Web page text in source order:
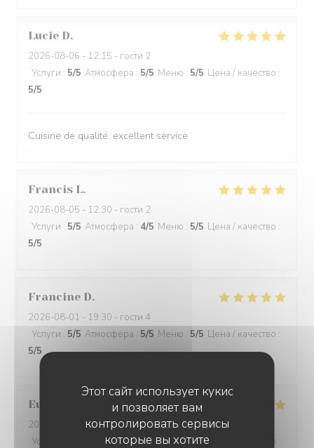
Этот сайт использует кукис
и позволяет вам
контролировать сервисы
которые вы хотите
Lucie D
2026-08-06 - 12:15 - гости 2
Услуги : 5/5 Атмосфера : 5/5 Меню : 5/5 Цена / качество :
5/5
Cuisine de qualité, excellent service
Francis L
2026-08-05 - 12:30 - гости 2
Услуги : 5/5 Атмосфера : 4/5 Меню : 5/5 Цена / качество :
5/5
Francine D
2026-08-01 - 19:30 - гости 4
Услуги : 5/5 Атмосфера : 5/5 Меню : 5/5 Цена / качество :
5/5
Eurélia
2026-07-31
- 19:45 - гости 4
Услуги
Атмосфера: 5/5 Меню:5/5 Цена / качество :